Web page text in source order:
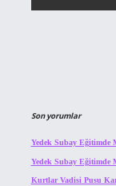
Son yorumlar
Yedek Subay Eğitimde
Yedek Subay Eğitimde
Kurtlar Vadisi Pusu